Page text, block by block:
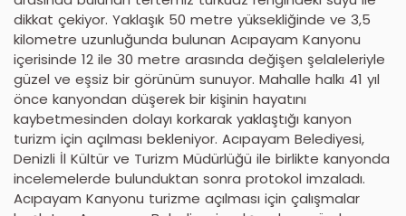
dikkat çekiyor. Yaklaşık 50 metre yüksekliğinde ve 3,5
kilometre uzunluğunda bulunan Acıpayam Kanyonu
içerisinde 12 ile 30 metre arasında değişen şelaleleriyle
güzel ve eşsiz bir görünüm sunuyor. Mahalle halkı 41 yıl
önce kanyondan düşerek bir kişinin hayatını
kaybetmesinden dolayı korkarak yaklaştığı kanyon
turizm için açılması bekleniyor. Acıpayam Belediyesi,
Denizli İl Kültür ve Turizm Müdürlüğü ile birlikte kanyonda
incelemelerde bulunduktan sonra protokol imzaladı.
Acıpayam Kanyonu turizme açılması için çalışmalar